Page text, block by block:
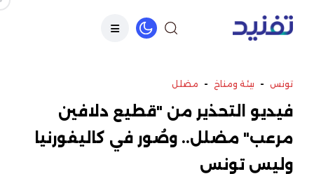
تونس - بيئة ومناخ - مضلل
فيديو التحذير من "قطيع دلافين
مرعب" مضلل.. وصُور في كاليفورنيا
وليس تونس